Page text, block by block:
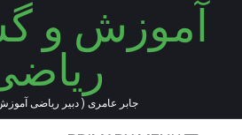
آموزش و
جابر عامری ( دبیر ریاضی